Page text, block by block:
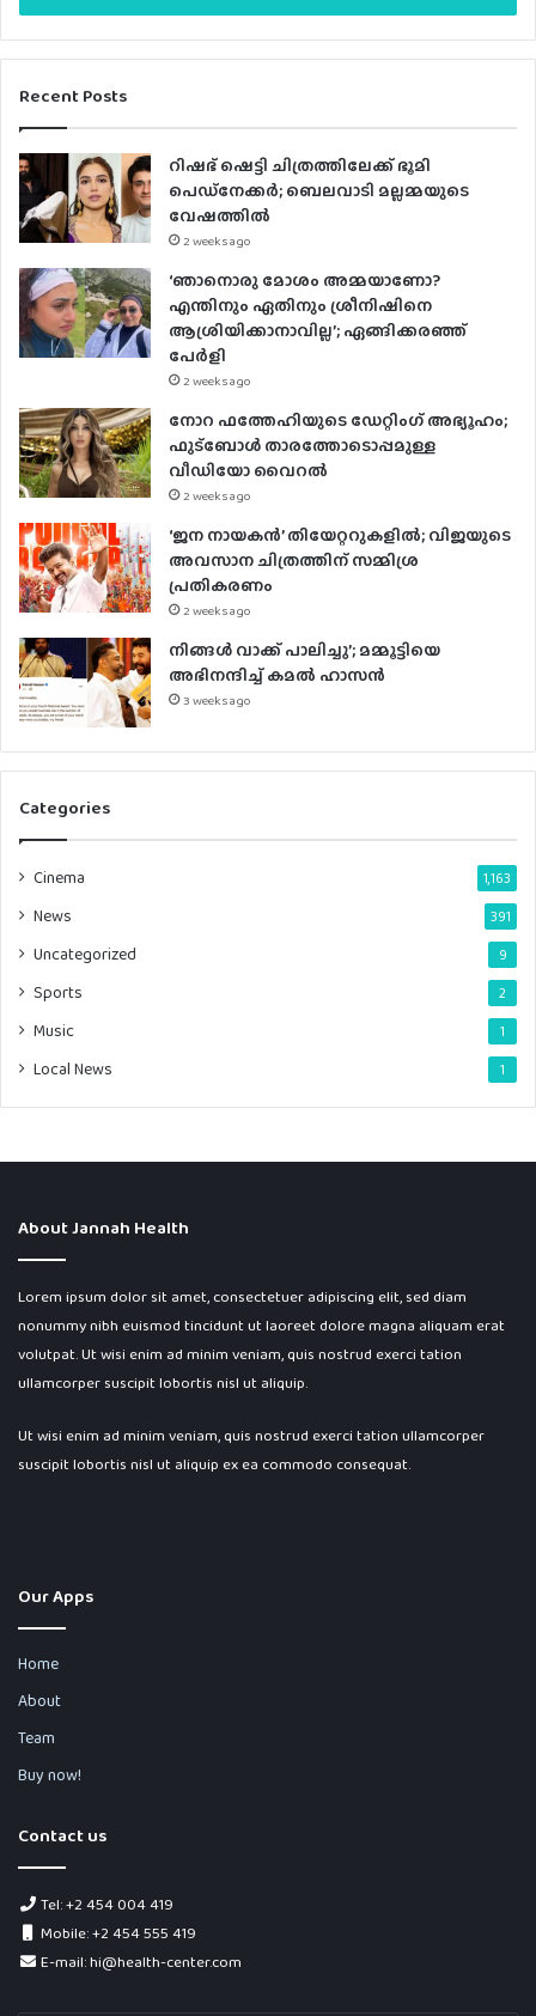
r
y
u
m
a
i
l
a
d
d
r
s
Recent Posts
റിഷഭ് ഷെട്ടി ചിത്രത്തിലേക്ക് ഭൂമി
പെഡ്‌നേക്കർ; ബെലവാടി മല്ലമ്മയുടെ
വേഷത്തിൽ
2 weeks ago
‘ഞാനൊരു മോശം അമ്മയാണോ?
എന്തിനും ഏതിനും ശ്രീനിഷിനെ
ആശ്രിയിക്കാനാവില്ല’; ഏങ്ങിക്കരഞ്ഞ്
പേർളി
2 weeks ago
നോറ ഫത്തേഹിയുടെ ഡേറ്റിംഗ് അഭ്യൂഹം;
ഫുട്ബോൾ താരത്തോടൊപ്പമുള്ള
വീഡിയോ വൈറൽ
2 weeks ago
‘ജന നായകൻ’ തിയേറ്ററുകളിൽ; വിജയുടെ
അവസാന ചിത്രത്തിന് സമ്മിശ്ര
പ്രതികരണം
2 weeks ago
നിങ്ങൾ വാക്ക് പാലിച്ചു’; മമ്മൂട്ടിയെ
അഭിനന്ദിച്ച് കമൽ ഹാസൻ
3 weeks ago
Categories
Cinema 1,163
News 391
Uncategorized 9
Sports 2
Music 1
Local News 1
About Jannah Health
Lorem ipsum dolor sit amet, consectetuer adipiscing elit, sed diam
nonummy nibh euismod tincidunt ut laoreet dolore magna aliquam erat
volutpat. Ut wisi enim ad minim veniam, quis nostrud exerci tation
ullamcorper suscipit lobortis nisl ut aliquip.
Ut wisi enim ad minim veniam, quis nostrud exerci tation ullamcorper
suscipit lobortis nisl ut aliquip ex ea commodo consequat.
Our Apps
Home
About
Team
Buy now!
Contact us
Tel: +2 454 004 419
Mobile: +2 454 555 419
E-mail: hi@health-center.com